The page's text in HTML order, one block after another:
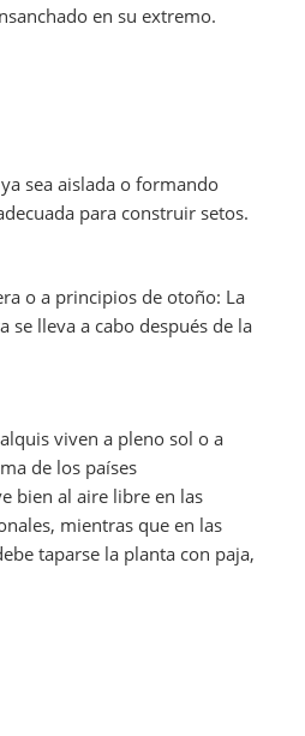
en su extremo.
sea aislada o formando
para construir setos.
o a principios de otoño: La
se lleva a cabo después de la
viven a pleno sol o a
de los países
bien al aire libre en las
mientras que en las
taparse la planta con paja,